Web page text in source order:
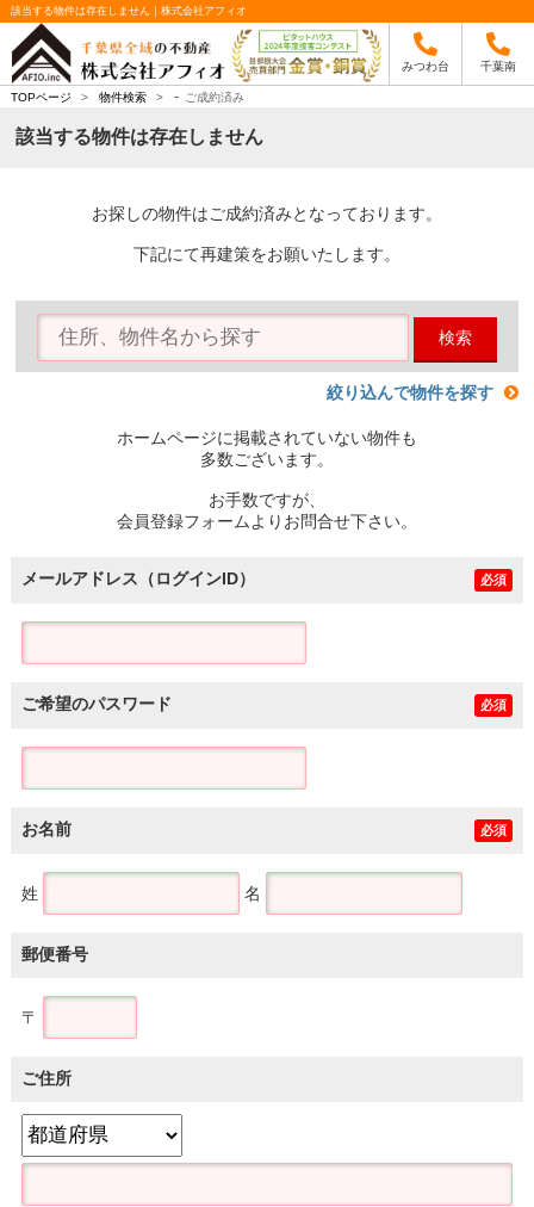
該当する物件は存在しません｜株式会社アフィオ
みつわ台 千葉南
TOPページ > 物件検索 > - ご成約済み
該当する物件は存在しません
お探しの物件はご成約済みとなっております。
下記にて再建策をお願いたします。
検索
絞り込んで物件を探す
ホームページに掲載されていない物件も
多数ございます。
お手数ですが、
会員登録フォームよりお問合せ下さい。
メールアドレス（ログインID） 必須
ご希望のパスワード 必須
お名前 必須
姓 名
郵便番号
〒
ご住所